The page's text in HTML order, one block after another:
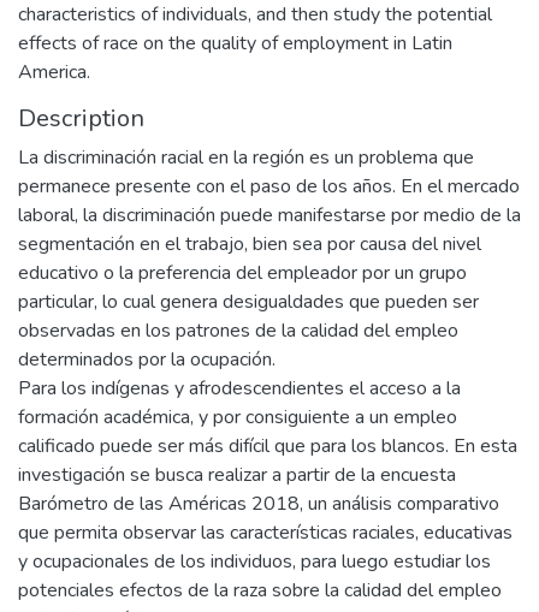
characteristics of individuals, and then study the potential
effects of race on the quality of employment in Latin
America.
Description
La discriminación racial en la región es un problema que
permanece presente con el paso de los años. En el mercado
laboral, la discriminación puede manifestarse por medio de la
segmentación en el trabajo, bien sea por causa del nivel
educativo o la preferencia del empleador por un grupo
particular, lo cual genera desigualdades que pueden ser
observadas en los patrones de la calidad del empleo
determinados por la ocupación.
Para los indígenas y afrodescendientes el acceso a la
formación académica, y por consiguiente a un empleo
calificado puede ser más difícil que para los blancos. En esta
investigación se busca realizar a partir de la encuesta
Barómetro de las Américas 2018, un análisis comparativo
que permita observar las características raciales, educativas
y ocupacionales de los individuos, para luego estudiar los
potenciales efectos de la raza sobre la calidad del empleo